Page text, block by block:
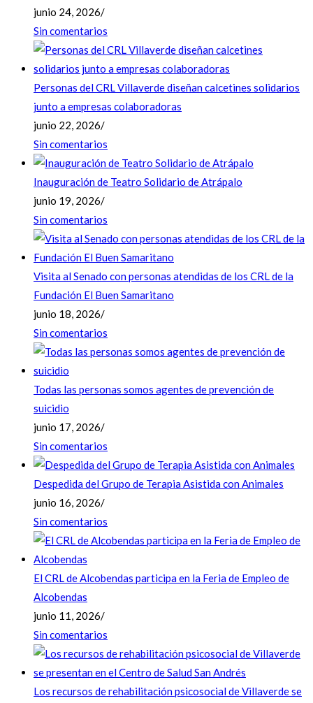
junio 24, 2026/
Sin comentarios
Personas del CRL Villaverde diseñan calcetines solidarios
junto a empresas colaboradoras
junio 22, 2026/
Sin comentarios
Inauguración de Teatro Solidario de Atrápalo
junio 19, 2026/
Sin comentarios
Visita al Senado con personas atendidas de los CRL de la
Fundación El Buen Samaritano
junio 18, 2026/
Sin comentarios
Todas las personas somos agentes de prevención de
suicidio
junio 17, 2026/
Sin comentarios
Despedida del Grupo de Terapia Asistida con Animales
junio 16, 2026/
Sin comentarios
El CRL de Alcobendas participa en la Feria de Empleo de
Alcobendas
junio 11, 2026/
Sin comentarios
Los recursos de rehabilitación psicosocial de Villaverde se